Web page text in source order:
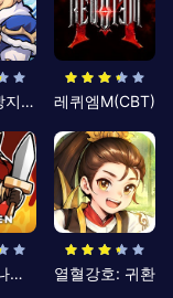
킹방치: 빵지의 제왕 레퀴엠M(CBT)
뮤: 포켓 나이츠 열혈강호: 귀환